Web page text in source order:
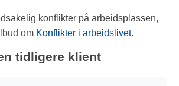
konflikter på arbeidsplassen,
om Konflikter i arbeidslivet.
tidligere klient